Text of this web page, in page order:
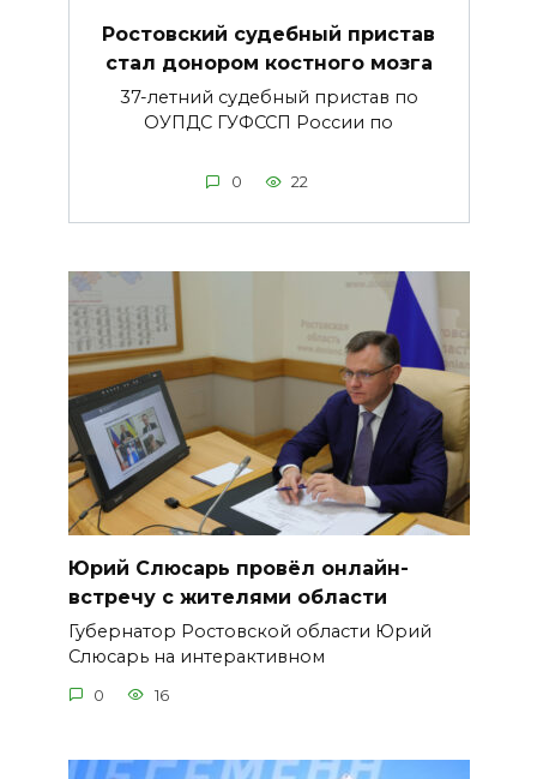
Ростовский судебный пристав
стал донором костного мозга
37-летний судебный пристав по
ОУПДС ГУФССП России по
0 22
Юрий Слюсарь провёл онлайн-
встречу с жителями области
Губернатор Ростовской области Юрий
Слюсарь на интерактивном
0 16